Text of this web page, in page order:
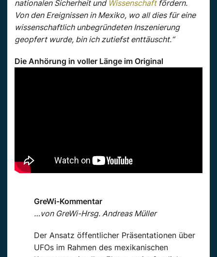
nationalen Sicherheit und Wissenschaftfördern.
Von den Ereignissen in Mexiko, wo all dies für eine
wissenschaftlich unbegründeten Inszenierung
geopfert wurde, bin ich zutiefst enttäuscht.“
Die Anhörung in voller Länge im Original
GreWi-Kommentar
…von GreWi-Hrsg. Andreas Müller
Der Ansatz öffentlicher Präsentationen über
UFOs im Rahmen des mexikanischen